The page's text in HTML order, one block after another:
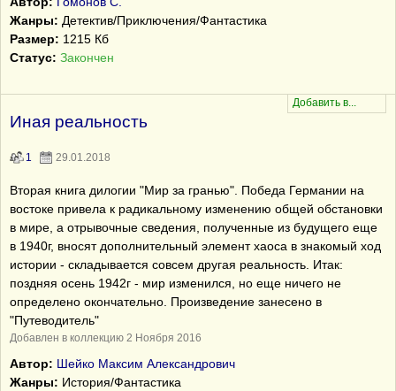
Жанры: Детектив/Приключения/Фантастика
Размер: 1215 Кб
Статус: Закончен
Иная реальность
1 29.01.2018
Вторая книга дилогии "Мир за гранью". Победа Германии на
востоке привела к радикальному изменению общей обстановки
в мире, а отрывочные сведения, полученные из будущего еще
в 1940г, вносят дополнительный элемент хаоса в знакомый ход
истории - складывается совсем другая реальность. Итак:
поздняя осень 1942г - мир изменился, но еще ничего не
определено окончательно. Произведение занесено в
"Путеводитель"
Добавлен в коллекцию 2 Ноября 2016
Автор: Шейко Максим Александрович
Жанры: История/Фантастика